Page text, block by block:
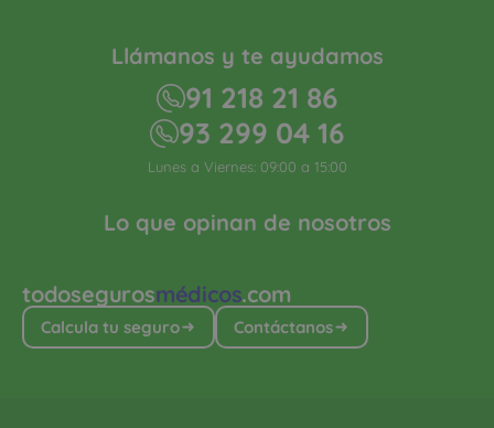
todosegurosmédicos.com
Calcula tu seguro Contáctanos
Lo que opinan de nosotros
Llámanos y te ayudamos
91 218 21 86
93 299 04 16
Lunes a Viernes: 09:00 a 15:00